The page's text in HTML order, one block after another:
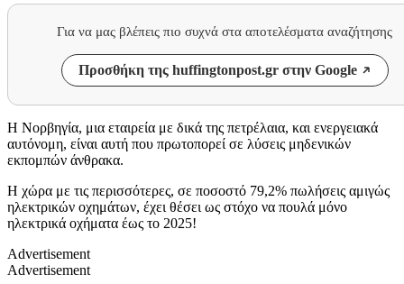
Για να μας βλέπεις πιο συχνά στα αποτελέσματα αναζήτησης
Προσθήκη της huffingtonpost.gr στην Google
Η Νορβηγία, μια εταιρεία με δικά της πετρέλαια, και ενεργειακά
αυτόνομη, είναι αυτή που πρωτοπορεί σε λύσεις μηδενικών
εκπομπών άνθρακα.
H χώρα με τις περισσότερες, σε ποσοστό 79,2% πωλήσεις αμιγώς
ηλεκτρικών οχημάτων, έχει θέσει ως στόχο να πουλά μόνο
ηλεκτρικά οχήματα έως το 2025!
Advertisement
Advertisement